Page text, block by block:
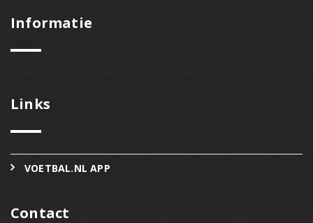
Informatie
Links
VOETBAL.NL APP
Contact